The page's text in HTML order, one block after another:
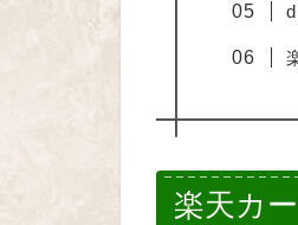
楽天カ